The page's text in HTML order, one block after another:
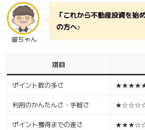
銀ちゃん
「これから不動産投資を始
の方へ♪
項目
ポイント数の多さ
利用のかんたんさ・手軽さ
ポイント獲得までの速さ